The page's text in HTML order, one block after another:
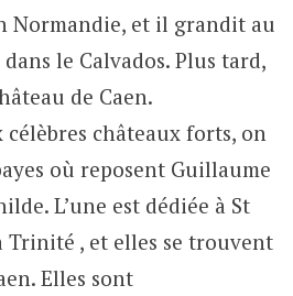
Normandie, et il grandit au
le Calvados. Plus tard,
de Caen.
célèbres châteaux forts, on
où reposent Guillaume
L’une est dédiée à St
Trinité , et elles se trouvent
Elles sont